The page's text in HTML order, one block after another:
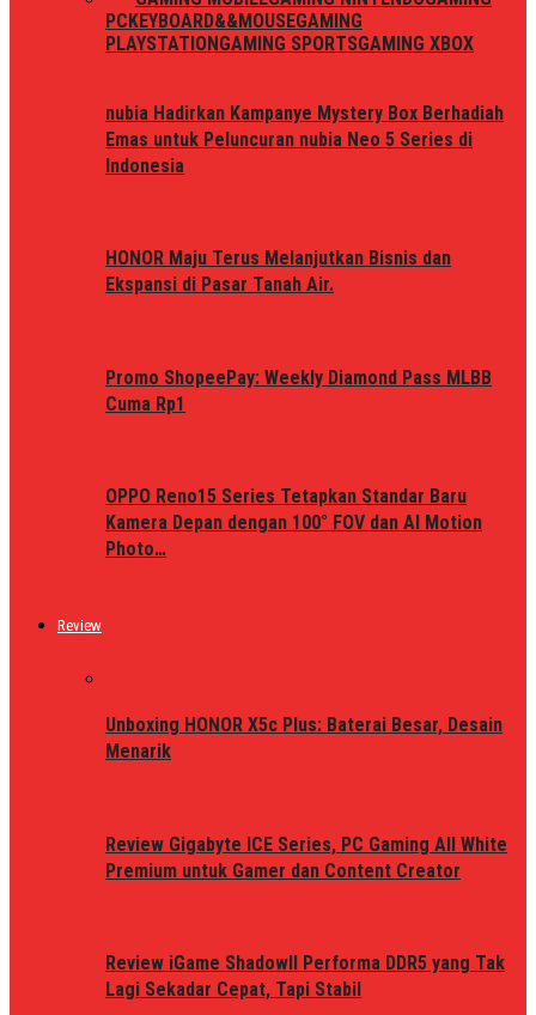
PCKEYBOARD&&MOUSEGAMING
PLAYSTATIONGAMING SPORTSGAMING XBOX
nubia Hadirkan Kampanye Mystery Box Berhadiah
Emas untuk Peluncuran nubia Neo 5 Series di
Indonesia
HONOR Maju Terus Melanjutkan Bisnis dan
Ekspansi di Pasar Tanah Air.
Promo ShopeePay: Weekly Diamond Pass MLBB
Cuma Rp1
OPPO Reno15 Series Tetapkan Standar Baru
Kamera Depan dengan 100° FOV dan AI Motion
Photo…
Review
Unboxing HONOR X5c Plus: Baterai Besar, Desain
Menarik
Review Gigabyte ICE Series, PC Gaming All White
Premium untuk Gamer dan Content Creator
Review iGame ShadowII Performa DDR5 yang Tak
Lagi Sekadar Cepat, Tapi Stabil